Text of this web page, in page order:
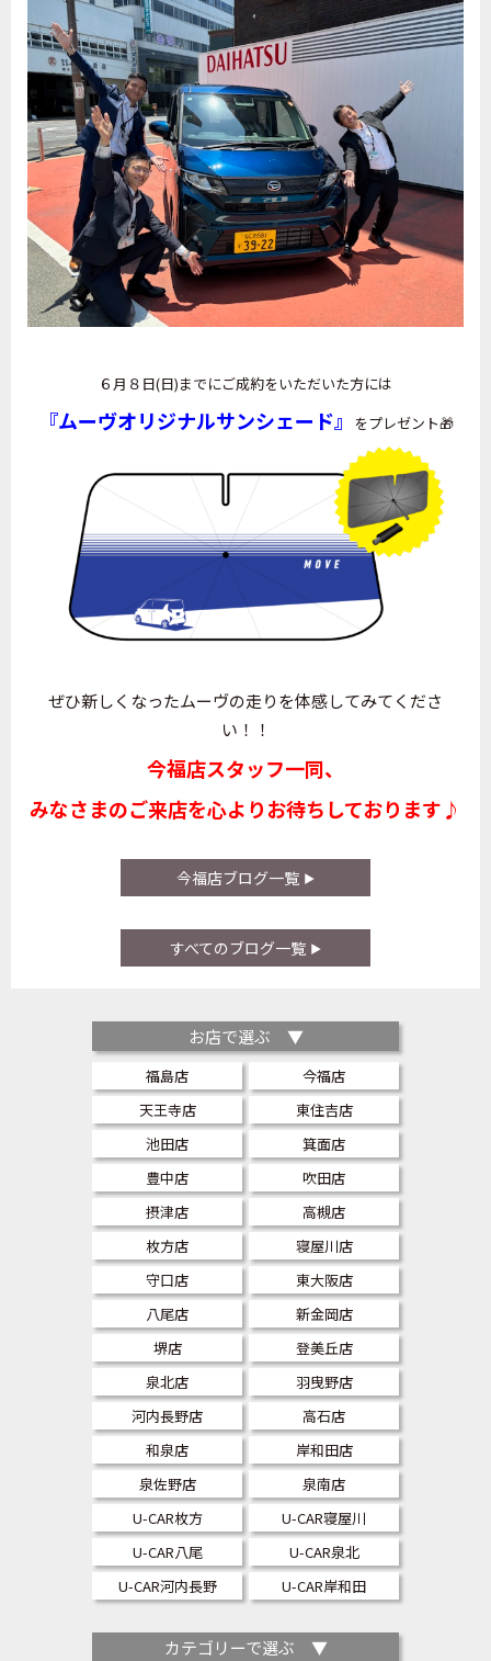
６月８日(日)までにご成約をいただいた方には
『ムーヴオリジナルサンシェード』 をプレゼント🎁
ぜひ新しくなったムーヴの走りを体感してみてくださ
い！！
今福店スタッフ一同、
みなさまのご来店を心よりお待ちしております♪
今福店ブログ一覧
すべてのブログ一覧
お店で選ぶ ▼
福島店
今福店
天王寺店
東住吉店
池田店
箕面店
豊中店
吹田店
摂津店
高槻店
枚方店
寝屋川店
守口店
東大阪店
八尾店
新金岡店
堺店
登美丘店
泉北店
羽曳野店
河内長野店
高石店
和泉店
岸和田店
泉佐野店
泉南店
U-CAR枚方
U-CAR寝屋川
U-CAR八尾
U-CAR泉北
U-CAR河内長野
U-CAR岸和田
カテゴリーで選ぶ ▼